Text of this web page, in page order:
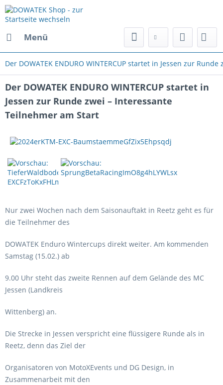
Menü
Der DOWATEK ENDURO WINTERCUP startet in Jessen zur
Der DOWATEK ENDURO WINTERCUP startet in
Jessen zur Runde zwei – Interessante
Teilnehmer am Start
Nur zwei Wochen nach dem Saisonauftakt in Reetz geht es für
die Teilnehmer des
DOWATEK Enduro Wintercups direkt weiter. Am kommenden
Samstag (15.02.) ab
9.00 Uhr steht das zweite Rennen auf dem Gelände des MC
Jessen (Landkreis
Wittenberg) an.
Die Strecke in Jessen verspricht eine flüssigere Runde als in
Reetz, denn das Ziel der
Organisatoren von MotoXEvents und DG Design, in
Zusammenarbeit mit den